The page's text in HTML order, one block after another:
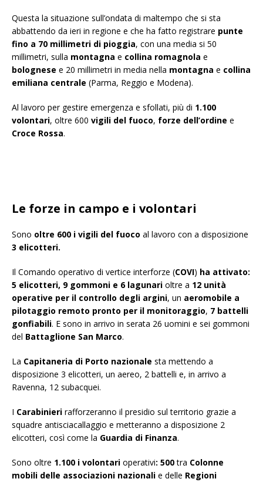
Questa la situazione sull’ondata di maltempo che si sta
abbattendo da ieri in regione e che ha fatto registrare punte
fino a 70 millimetri di pioggia, con una media si 50
millimetri, sulla montagna e collina romagnola e
bolognese e 20 millimetri in media nella montagna e collina
emiliana centrale (Parma, Reggio e Modena).
Al lavoro per gestire emergenza e sfollati, più di 1.100
volontari, oltre 600 vigili del fuoco, forze dell’ordine e
Croce Rossa.
Le forze in campo e i volontari
Sono oltre 600 i vigili del fuoco al lavoro con a disposizione
3 elicotteri.
Il Comando operativo di vertice interforze (COVI) ha attivato:
5 elicotteri, 9 gommoni e 6 lagunari oltre a 12 unità
operative per il controllo degli argini, un aeromobile a
pilotaggio remoto pronto per il monitoraggio, 7 battelli
gonfiabili. E sono in arrivo in serata 26 uomini e sei gommoni
del Battaglione San Marco.
La Capitaneria di Porto nazionale sta mettendo a
disposizione 3 elicotteri, un aereo, 2 battelli e, in arrivo a
Ravenna, 12 subacquei.
I Carabinieri rafforzeranno il presidio sul territorio grazie a
squadre antisciacallaggio e metteranno a disposizione 2
elicotteri, così come la Guardia di Finanza.
Sono oltre 1.100 i volontari operativi: 500tra Colonne
mobili delle associazioni nazionali e delle Regioni